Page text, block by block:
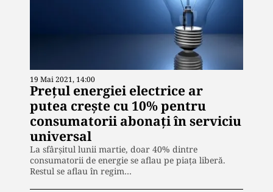
19 Mai 2021, 14:00
Prețul energiei electrice ar
putea crește cu 10% pentru
consumatorii abonați în serviciu
universal
La sfârșitul lunii martie, doar 40% dintre
consumatorii de energie se aflau pe piața liberă.
Restul se aflau în regim…